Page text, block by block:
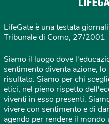
LifeGate è una testata
Tribunale di Como, 27/2001
Siamo il luogo dove
sentimento diventa azione,
risultato. Siamo per chi
etici, nel pieno rispetto
viventi in esso presenti.
vivere con sentimento e di
agendo per rendere il